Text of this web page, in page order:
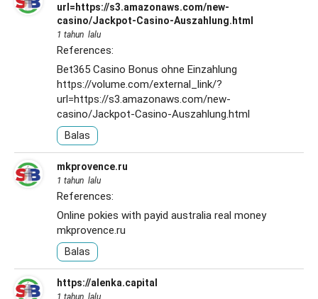
url=https://s3.amazonaws.com/new-
casino/Jackpot-Casino-Auszahlung.html
1 tahun lalu
References:
Bet365 Casino Bonus ohne Einzahlung
https://volume.com/external_link/?
url=https://s3.amazonaws.com/new-
casino/Jackpot-Casino-Auszahlung.html
Balas
mkprovence.ru
1 tahun lalu
References:
Online pokies with payid australia real money
mkprovence.ru
Balas
https://alenka.capital
1 tahun lalu